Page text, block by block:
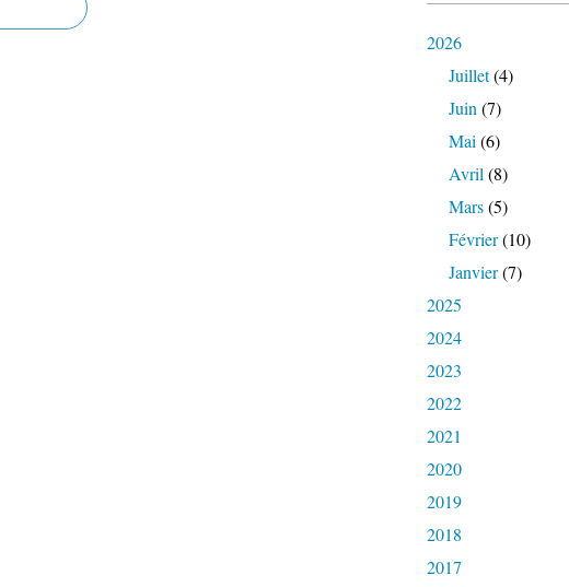
2026
Juillet(4)
Juin (7)
Mai (6)
Avril (8)
Mars(5)
Février(10)
Janvier(7)
2025
2024
2023
2022
2021
2020
2019
2018
2017